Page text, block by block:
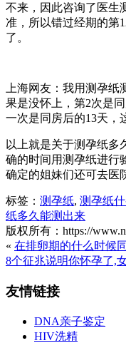
不来，因此咨询了医生
准，所以错过经期的第
了。
上海网友：我用测孕纸
果是没怀上，第2次是
一次是同房后的13天，
以上就是关于测孕纸多
确的时间用测孕纸进行
确定的姐妹们还可去医
标签： 测孕纸, 测孕纸
纸多久能测出来
版权所有：https://
« 在排卵期的什么时候
8个征兆说明你怀孕了,
友情链接
DNA亲子鉴定
HIV洗精